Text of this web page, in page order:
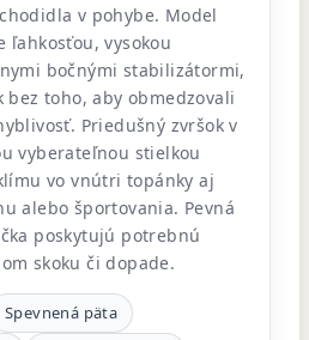
v pohybe. Model
ľahkosťou, vysokou
bočnými stabilizátormi,
toho, aby obmedzovali
Priedušný zvršok v
vyberateľnou stielkou
vo vnútri topánky aj
alebo športovania. Pevná
poskytujú potrebnú
skoku či dopade.
Spevnená päta